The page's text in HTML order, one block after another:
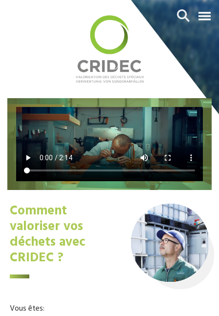
Comment
valoriser vos
déchets avec
CRIDEC ?
Vous êtes: